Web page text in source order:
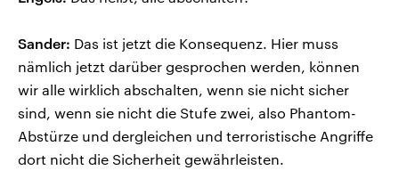
Sander: Das ist jetzt die Konsequenz. Hier muss
nämlich jetzt darüber gesprochen werden, können
wir alle wirklich abschalten, wenn sie nicht sicher
sind, wenn sie nicht die Stufe zwei, also Phantom-
Abstürze und dergleichen und terroristische Angriffe
dort nicht die Sicherheit gewährleisten.